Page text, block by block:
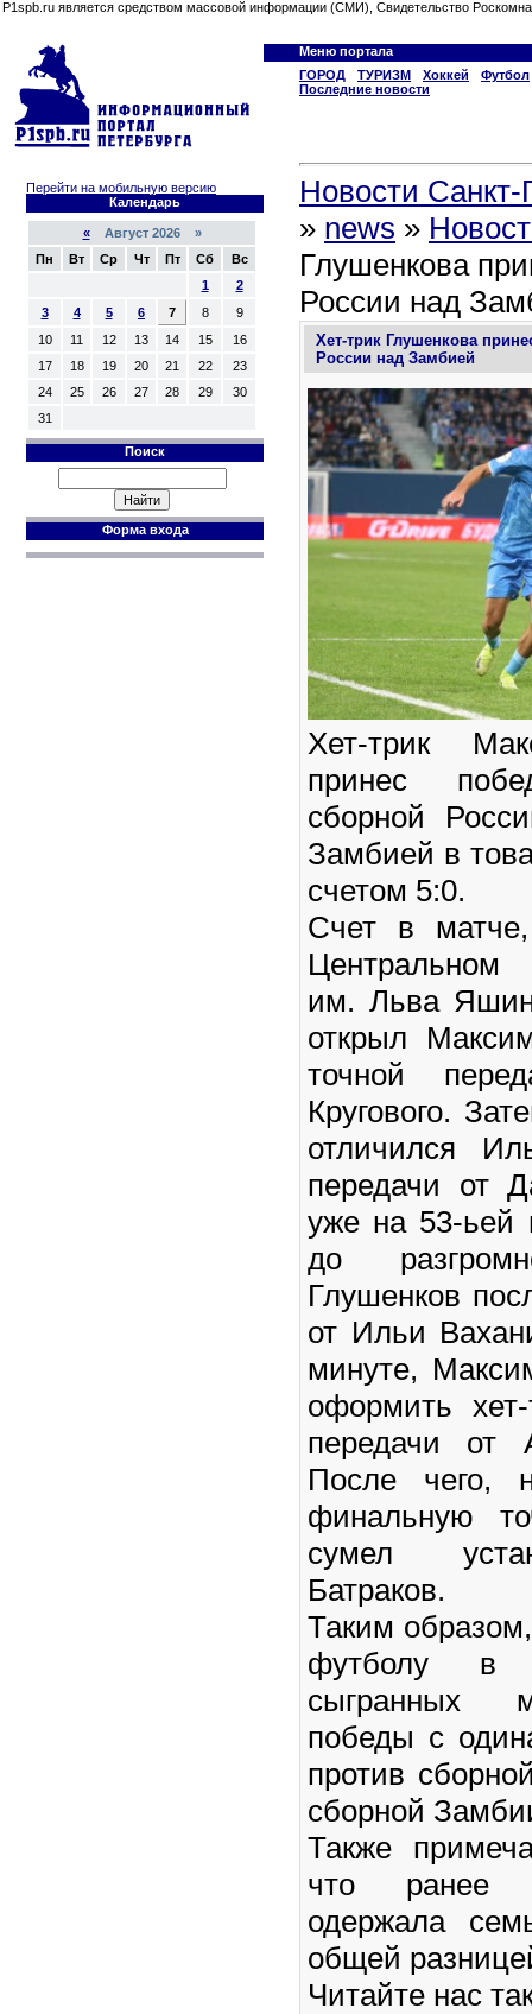
P1spb.ru является средством массовой информации (СМИ), Свидетельство
Меню портала
ГОРОД
ТУРИЗМ Хоккей
Футбол
Последние новости
Перейти на мобильную версию
Календарь
«Август 2026 »
Пн
Вт Ср Чт Пт Сб
Вс
1
2
3
4 5 6 7 8
9
10
11 12 13 14 15
16
17
18 19 20 21 22
23
24
25 26 27 28 29
30
31
Поиск
Форма входа
Новости Санкт-
» news »
Глушенкова
России над
Хет-трик Глушенкова
России над Замбией
Хет-трик
принес
сборной
Замбией в
счетом 5:0.
Счет в
им. Льва
открыл
точной
Кругового.
отличился
передачи от
уже на 53-ьей
до
Глушенков
от Ильи
минуте,
оформить
передачи от
После чего,
финальную
сумел
Батраков.
Таким
футболу в
сыгранных
победы с
против
сборной
Также
что ранее
одержала
общей
Читайте нас